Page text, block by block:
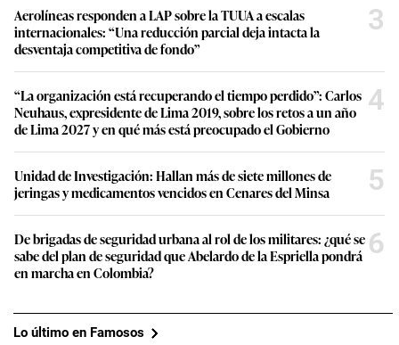
Aerolíneas responden a LAP sobre la TUUA a escalas
internacionales: “Una reducción parcial deja intacta la
desventaja competitiva de fondo”
3
“La organización está recuperando el tiempo perdido”: Carlos
Neuhaus, expresidente de Lima 2019, sobre los retos a un año
de Lima 2027 y en qué más está preocupado el Gobierno
4
Unidad de Investigación: Hallan más de siete millones de
jeringas y medicamentos vencidos en Cenares del Minsa
5
De brigadas de seguridad urbana al rol de los militares: ¿qué se
sabe del plan de seguridad que Abelardo de la Espriella pondrá
en marcha en Colombia?
6
Lo último en Famosos